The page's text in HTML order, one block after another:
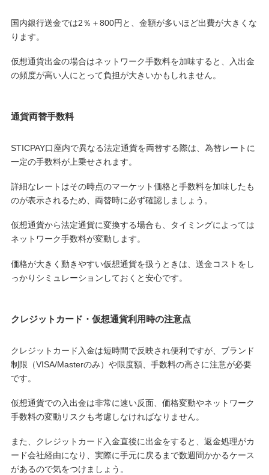
国内銀行送金では2％＋800円と、金額が多いほど出費が大きくな
ります。
仮想通貨出金の場合はネットワーク手数料を加味すると、入出金
の頻度が高い人にとって負担が大きいかもしれません。
通貨両替手数料
STICPAY口座内で異なる法定通貨を両替する際は、為替レートに
一定の手数料が上乗せされます。
詳細なレートはその時点のマーケット価格と手数料を加味したも
のが表示されるため、両替時に必ず確認しましょう。
仮想通貨から法定通貨に変換する場合も、タイミングによっては
ネットワーク手数料が変動します。
価格が大きく動きやすい仮想通貨を扱うときは、送金コストをし
っかりシミュレーションしておくと安心です。
クレジットカード・仮想通貨利用時の注意点
クレジットカード入金は短時間で反映され便利ですが、ブランド
制限（VISA/Masterのみ）や限度額、手数料の高さに注意が必要
です。
仮想通貨での入出金は非常に速い反面、価格変動やネットワーク
手数料の変動リスクも考慮しなければなりません。
また、クレジットカード入金直後に出金をすると、返金処理がカ
ード会社経由になり、実際に手元に戻るまで数週間かかるケース
があるので気をつけましょう。